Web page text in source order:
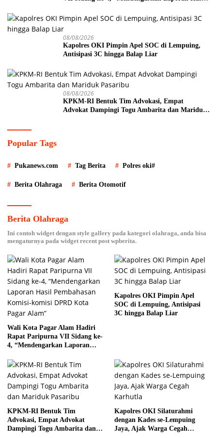
Alam”
08/08/2026
Kapolres OKI Pimpin Apel SOC di Lempuing,
Antisipasi 3C hingga Balap Liar
08/08/2026
KPKM-RI Bentuk Tim Advokasi, Empat
Advokat Dampingi Togu Ambarita dan Mariduk
Popular Tags
Pukanews.com Tag Berita Polres oki#
Berita Olahraga Berita Otomotif
Berita Olahraga
Ini contoh widget dengan style gallery pada kategori olahraga, anda bisa
mengaturnya pada widget recent post wpberita.
Wali Kota Pagar Alam Hadiri
Rapat Paripurna VII Sidang ke-
4, “Mendengarkan Laporan
komisi DPRD Kota Pagar
Alam”
Kapolres OKI Pimpin Apel
SOC di Lempuing, Antisipasi
3C hingga Balap Liar
KPKM-RI Bentuk Tim
Advokasi, Empat Advokat
Dampingi Togu Ambarita dan
Kapolres OKI Silaturahmi
dengan Kades se-Lempuing
Jaya, Ajak Warga Cegah